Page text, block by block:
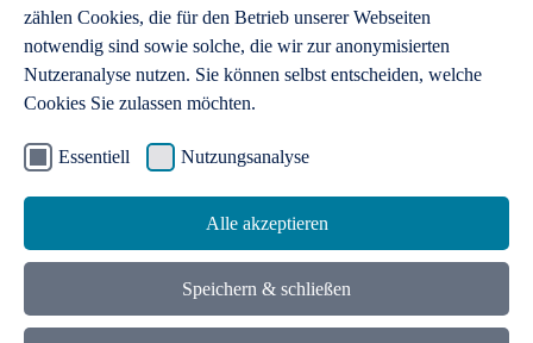
zählen Cookies, die für den Betrieb unserer Webseiten
notwendig sind sowie solche, die wir zur anonymisierten
Nutzeranalyse nutzen. Sie können selbst entscheiden, welche
Cookies Sie zulassen möchten.
Essentiell Nutzungsanalyse
Alle akzeptieren
Speichern & schließen
.de-Domains
Mit einer .de-Domain erhalten Ideen eine Bühne